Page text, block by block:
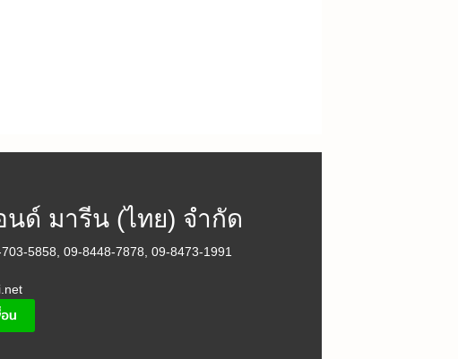
นด์ มารีน (ไทย) จำกัด
5858, 09-8448-7878, 09-8473-1991